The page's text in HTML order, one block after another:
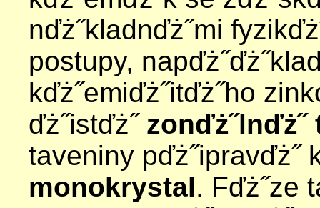
nďż˝kladnďż˝mi
postupy,
kďż˝emiďż˝itďż˝ho
ďż˝istďż˝ zonďż˝lnďż˝
taveniny pďż˝ipravďż˝
monokrystal. Fďż˝ze